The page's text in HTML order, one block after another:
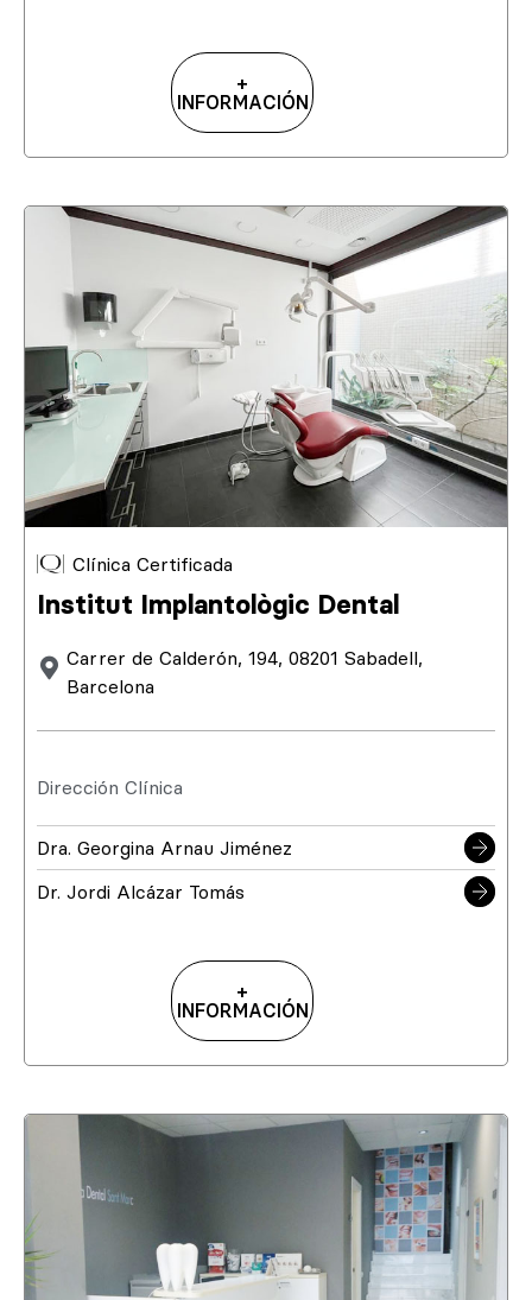
+
INFORMACIÓN
Clínica Certificada
Institut Implantològic Dental
Carrer de Calderón, 194, 08201 Sabadell,
Barcelona
Dirección Clínica
Dra. Georgina Arnau Jiménez
Dr. Jordi Alcázar Tomás
+
INFORMACIÓN